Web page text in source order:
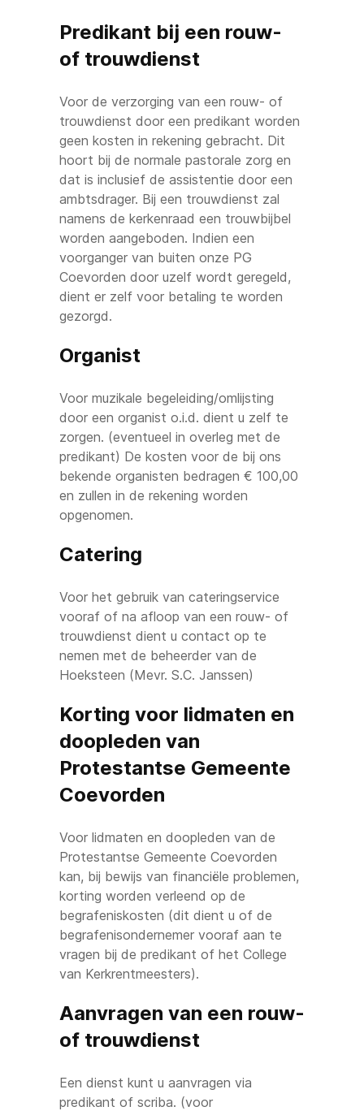
Predikant bij een rouw-
of trouwdienst
Voor de verzorging van een rouw- of
trouwdienst door een predikant worden
geen kosten in rekening gebracht. Dit
hoort bij de normale pastorale zorg en
dat is inclusief de assistentie door een
ambtsdrager. Bij een trouwdienst zal
namens de kerkenraad een trouwbijbel
worden aangeboden. Indien een
voorganger van buiten onze PG
Coevorden door uzelf wordt geregeld,
dient er zelf voor betaling te worden
gezorgd.
Organist
Voor muzikale begeleiding/omlijsting
door een organist o.i.d. dient u zelf te
zorgen. (eventueel in overleg met de
predikant) De kosten voor de bij ons
bekende organisten bedragen € 100,00
en zullen in de rekening worden
opgenomen.
Catering
Voor het gebruik van cateringservice
vooraf of na afloop van een rouw- of
trouwdienst dient u contact op te
nemen met de beheerder van de
Hoeksteen (Mevr. S.C. Janssen)
Korting voor lidmaten en
doopleden van
Protestantse Gemeente
Coevorden
Voor lidmaten en doopleden van de
Protestantse Gemeente Coevorden
kan, bij bewijs van financiële problemen,
korting worden verleend op de
begrafeniskosten (dit dient u of de
begrafenisondernemer vooraf aan te
vragen bij de predikant of het College
van Kerkrentmeesters).
Aanvragen van een rouw-
of trouwdienst
Een dienst kunt u aanvragen via
predikant of scriba. (voor